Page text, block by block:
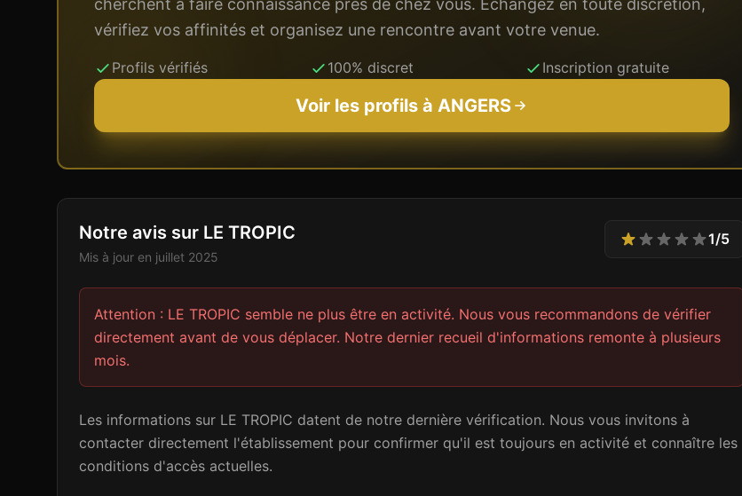
cherchent à faire connaissance près de chez vous. Échangez en toute discrétion,
vérifiez vos affinités et organisez une rencontre avant votre venue.
Profils vérifiés 100% discret Inscription gratuite
Voir les profils à ANGERS
Notre avis sur LE TROPIC
Mis à jour en juillet 2025
1/5
Attention : LE TROPIC semble ne plus être en activité. Nous vous recommandons de vérifier
directement avant de vous déplacer. Notre dernier recueil d'informations remonte à plusieurs
mois.
Les informations sur LE TROPIC datent de notre dernière vérification. Nous vous invitons à
contacter directement l'établissement pour confirmer qu'il est toujours en activité et connaître les
conditions d'accès actuelles.